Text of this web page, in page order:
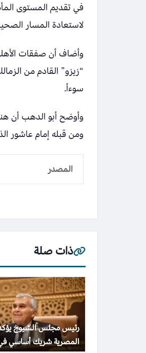
في تقديم المستوى
لاستعادة المسار
وأضاف أن صفقات
“زيزو” القادم من
سوءاً.
وأوضح أبو الدهب أن
ومن قبله إمام عاشور
المصدر
ذات صلة
رئيس مجلس الشيوخ
المصرية شريك أساسي